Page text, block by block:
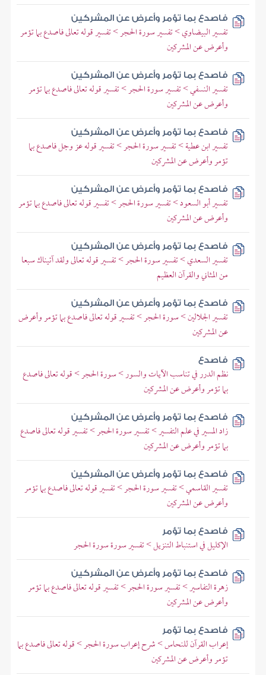
فاصدع بما تؤمر وأعرض عن المشركين
تفسير البيضاوي > تفسير سورة الحجر > تفسير قوله تعالى فاصدع بما تؤمر
وأعرض عن المشركين
فاصدع بما تؤمر وأعرض عن المشركين
تفسير النسفي > تفسير سورة الحجر > تفسير قوله تعالى فاصدع بما تؤمر
وأعرض عن المشركين
فاصدع بما تؤمر وأعرض عن المشركين
تفسير ابن عطية > تفسير سورة الحجر > تفسير قوله عز وجل فاصدع بما
تؤمر وأعرض عن المشركين
فاصدع بما تؤمر وأعرض عن المشركين
تفسير أبو السعود > تفسير سورة الحجر > تفسير قوله تعالى فاصدع بما تؤمر
وأعرض عن المشركين
فاصدع بما تؤمر وأعرض عن المشركين
تفسير السعدي > تفسير سورة الحجر > تفسير قوله تعالى ولقد آتيناك سبعا
من المثاني والقرآن العظيم
فاصدع بما تؤمر وأعرض عن المشركين
تفسير الجلالين > سورة الحجر > تفسير قوله تعالى فاصدع بما تؤمر وأعرض
عن المشركين
فاصدع
نظم الدرر في تناسب الآيات والسور > سورة الحجر > قوله تعالى فاصدع
بما تؤمر وأعرض عن المشركين
فاصدع بما تؤمر وأعرض عن المشركين
زاد المسير في علم التفسير > تفسير سورة الحجر > تفسير قوله تعالى فاصدع
بما تؤمر وأعرض عن المشركين
فاصدع بما تؤمر وأعرض عن المشركين
تفسير القاسمي > تفسير سورة الحجر > تفسير قوله تعالى فاصدع بما تؤمر
وأعرض عن المشركين
فاصدع بما تؤمر
الإكليل في استنباط التنزيل > تفسير سورة سورة الحجر
فاصدع بما تؤمر وأعرض عن المشركين
زهرة التفاسير > تفسير سورة الحجر > تفسير قوله تعالى فاصدع بما تؤمر
وأعرض عن المشركين
فاصدع بما تؤمر
إعراب القرآن للنحاس > شرح إعراب سورة الحجر > قوله تعالى فاصدع بما
تؤمر وأعرض عن المشركين